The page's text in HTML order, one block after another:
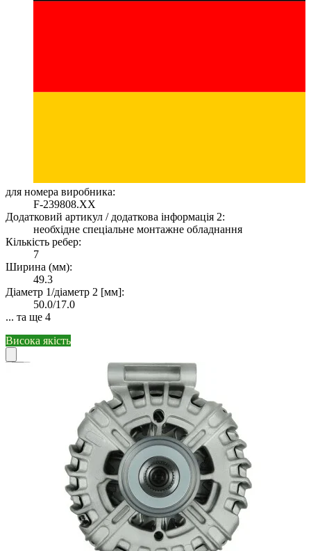
для номера виробника:
F-239808.XX
Додатковий артикул / додаткова інформація 2:
необхідне спеціальне монтажне обладнання
Кількість ребер:
7
Ширина (мм):
49.3
Діаметр 1/діаметр 2 [мм]:
50.0/17.0
... та ще 4
Висока якість